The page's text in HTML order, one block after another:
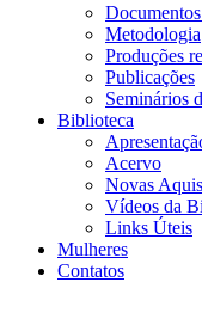
Metodologia
Produções
Publicações
Seminários
Biblioteca
Acervo
Novas
Vídeos da
Links Úteis
Mulheres
Contatos